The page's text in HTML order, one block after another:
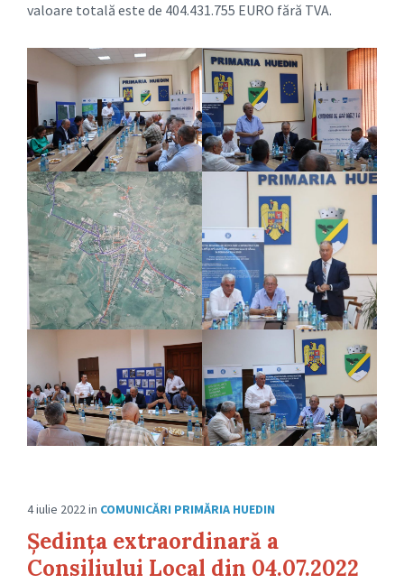
valoare totală este de 404.431.755 EURO fără TVA.
4 iulie 2022in COMUNICĂRI PRIMĂRIA HUEDIN
Ședința extraordinară a
Consiliului Local din 04.07.2022